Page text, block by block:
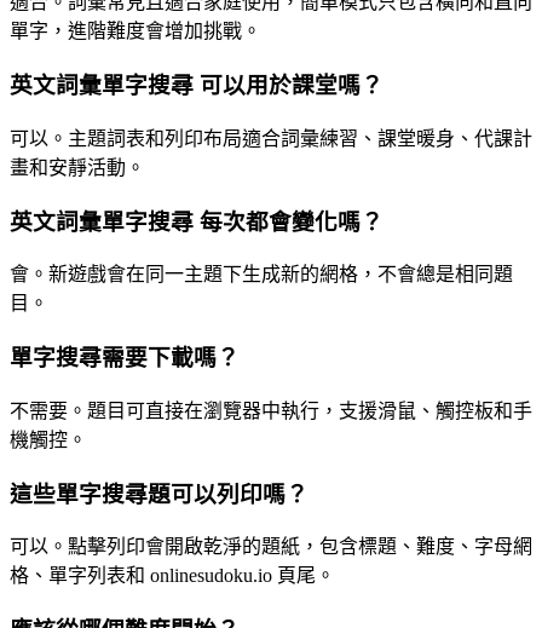
單字，進階難度會增加挑戰。
英文詞彙單字搜尋 可以用於課堂嗎？
可以。主題詞表和列印布局適合詞彙練習、課堂暖身、代課計
畫和安靜活動。
英文詞彙單字搜尋 每次都會變化嗎？
會。新遊戲會在同一主題下生成新的網格，不會總是相同題
目。
單字搜尋需要下載嗎？
不需要。題目可直接在瀏覽器中執行，支援滑鼠、觸控板和手
機觸控。
這些單字搜尋題可以列印嗎？
可以。點擊列印會開啟乾淨的題紙，包含標題、難度、字母網
格、單字列表和 onlinesudoku.io 頁尾。